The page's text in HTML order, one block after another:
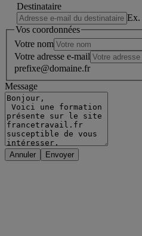
Destinataire
Ex.
Vos coordonnées
Votre nom
Votre adresse e-mail
prefixe@domaine.fr
Message
Annuler